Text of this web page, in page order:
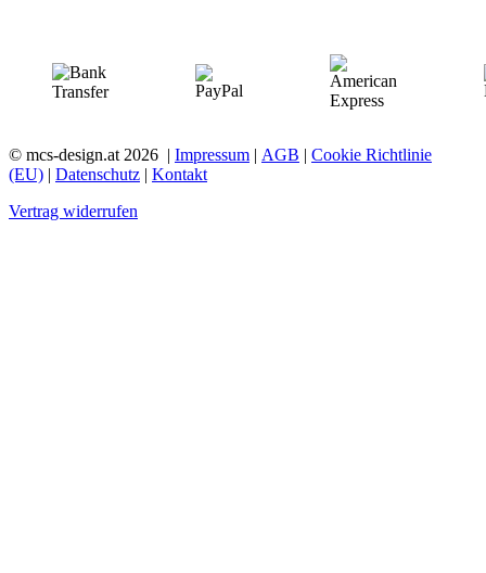
© mcs-design.at 2026 | Impressum | AGB | Cookie Richtlinie
(EU) | Datenschutz | Kontakt
Vertrag widerrufen